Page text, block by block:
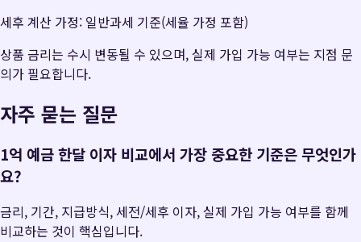
세후 계산 가정: 일반과세 기준(세율 가정 포함)
상품 금리는 수시 변동될 수 있으며, 실제 가입 가능 여부는 지점 문
의가 필요합니다.
자주 묻는 질문
1억 예금 한달 이자 비교에서 가장 중요한 기준은 무엇인가
요?
금리, 기간, 지급방식, 세전/세후 이자, 실제 가입 가능 여부를 함께
비교하는 것이 핵심입니다.